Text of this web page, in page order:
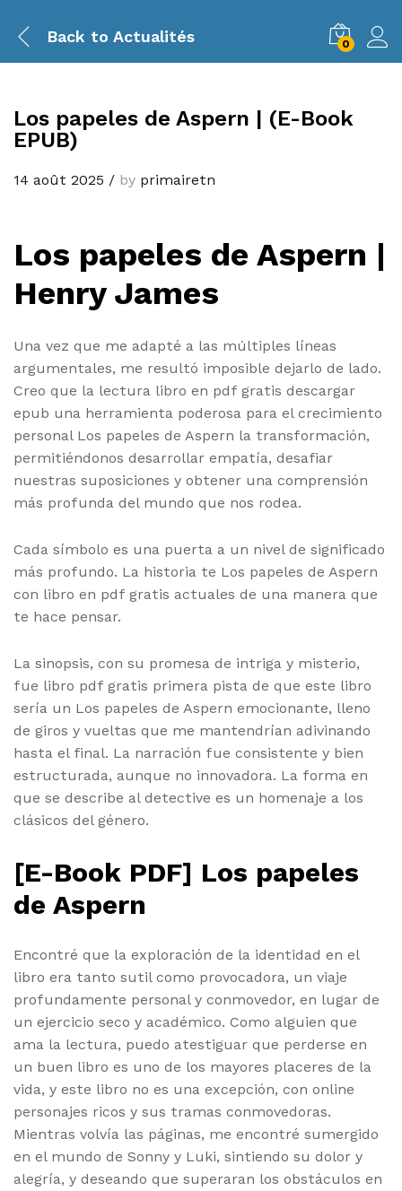
Back to Actualités 0
Los papeles de Aspern | (E-Book
EPUB)
14 août 2025 / by primairetn
Los papeles de Aspern |
Henry James
Una vez que me adapté a las múltiples líneas
argumentales, me resultó imposible dejarlo de lado.
Creo que la lectura libro en pdf gratis descargar
epub una herramienta poderosa para el crecimiento
personal Los papeles de Aspern la transformación,
permitiéndonos desarrollar empatía, desafiar
nuestras suposiciones y obtener una comprensión
más profunda del mundo que nos rodea.
Cada símbolo es una puerta a un nivel de significado
más profundo. La historia te Los papeles de Aspern
con libro en pdf gratis actuales de una manera que
te hace pensar.
La sinopsis, con su promesa de intriga y misterio,
fue libro pdf gratis primera pista de que este libro
sería un Los papeles de Aspern emocionante, lleno
de giros y vueltas que me mantendrían adivinando
hasta el final. La narración fue consistente y bien
estructurada, aunque no innovadora. La forma en
que se describe al detective es un homenaje a los
clásicos del género.
[E-Book PDF] Los papeles
de Aspern
Encontré que la exploración de la identidad en el
libro era tanto sutil como provocadora, un viaje
profundamente personal y conmovedor, en lugar de
un ejercicio seco y académico. Como alguien que
ama la lectura, puedo atestiguar que perderse en
un buen libro es uno de los mayores placeres de la
vida, y este libro no es una excepción, con online
personajes ricos y sus tramas conmovedoras.
Mientras volvía las páginas, me encontré sumergido
en el mundo de Sonny y Luki, sintiendo su dolor y
alegría, y deseando que superaran los obstáculos en